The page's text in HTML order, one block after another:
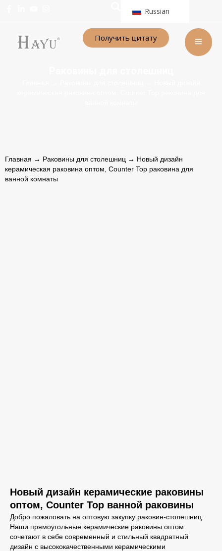
Russian
Получить цитату
Главная → Раковины для столешниц → Новый дизайн
керамическая раковина оптом, Counter Top раковина для
ванной комнаты
Новый дизайн керамические раковины
оптом, Counter Top ванной раковины
Добро пожаловать на оптовую закупку раковин-столешниц.
Наши прямоугольные керамические раковины оптом
сочетают в себе современный и стильный квадратный
дизайн с высококачественными керамическими